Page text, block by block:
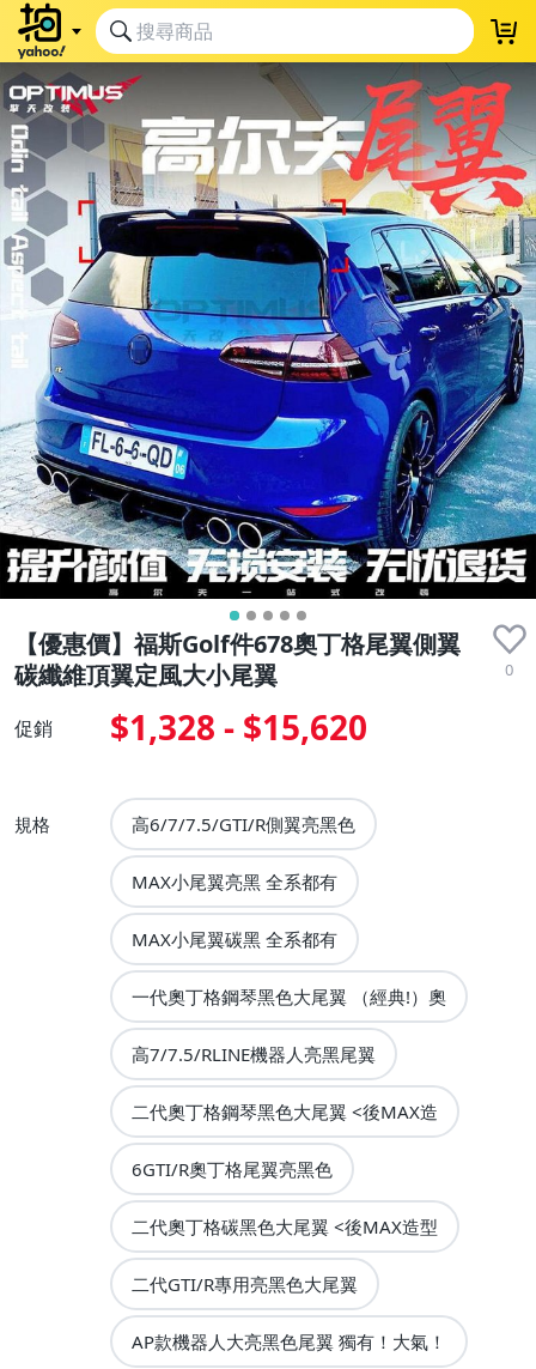
【優惠價】福斯Golf件678奧丁格尾翼側翼
碳纖維頂翼定風大小尾翼
0
促銷 $1,328 - $15,620
規格 高6/7/7.5/GTI/R側翼亮黑色
MAX小尾翼亮黑 全系都有
MAX小尾翼碳黑 全系都有
一代奧丁格鋼琴黑色大尾翼 （經典!）奧
高7/7.5/RLINE機器人亮黑尾翼
二代奧丁格鋼琴黑色大尾翼 <後MAX造
6GTI/R奧丁格尾翼亮黑色
二代奧丁格碳黑色大尾翼 <後MAX造型
二代GTI/R專用亮黑色大尾翼
AP款機器人大亮黑色尾翼 獨有！大氣！